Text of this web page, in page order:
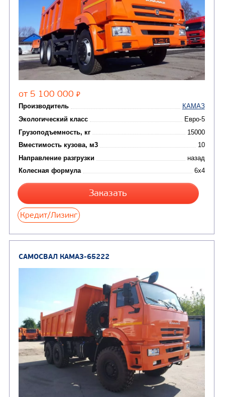
Цена по запросу
Производитель
Экологический класс
Грузоподъемность, кг
Направление разгрузки
Колесная формула
Узнать цену
САМОСВАЛ КАМАЗ-65115